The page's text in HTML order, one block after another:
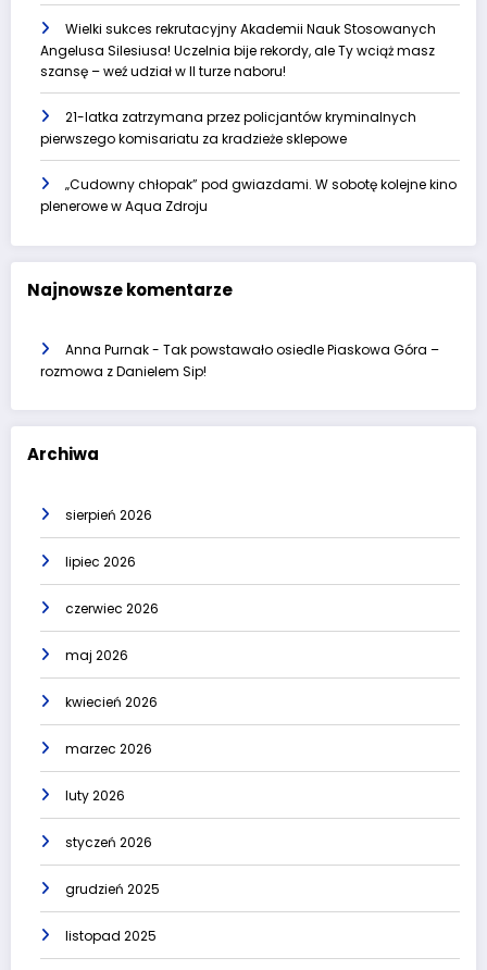
Wielki sukces rekrutacyjny Akademii Nauk Stosowanych
Angelusa Silesiusa! Uczelnia bije rekordy, ale Ty wciąż masz
szansę – weź udział w II turze naboru!
21-latka zatrzymana przez policjantów kryminalnych
pierwszego komisariatu za kradzieże sklepowe
„Cudowny chłopak” pod gwiazdami. W sobotę kolejne kino
plenerowe w Aqua Zdroju
Najnowsze komentarze
Anna Purnak- Tak powstawało osiedle Piaskowa Góra –
rozmowa z Danielem Sip!
Archiwa
sierpień 2026
lipiec 2026
czerwiec 2026
maj 2026
kwiecień 2026
marzec 2026
luty 2026
styczeń 2026
grudzień 2025
listopad 2025